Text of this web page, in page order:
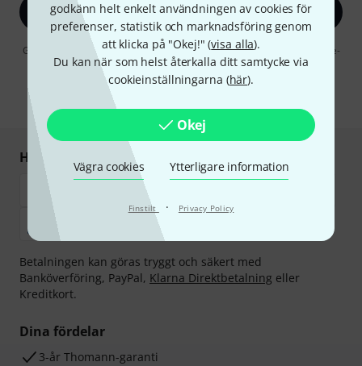
godkänn helt enkelt användningen av cookies för
preferenser, statistik och marknadsföring genom
att klicka på "Okej!" (visa alla).
Du kan när som helst återkalla ditt samtycke via
cookieinställningarna (här).
Okej
Vägra cookies Ytterligare information
Finstilt · Privacy Policy
Registrera dig nu
Genom att klicka på "Registrera dig nu" samtycker jag till att ta emot e-
postreklam. Avregistrering är möjlig när som helst. Du finner mer
information om nyhetsbrevet i vår sekretesspolicy
Handla och betala säkert
Betalningen kan göras tryggt och säkert med
Banköverföring, PayPal, Klarna Direktbetalning eller
Kreditkort.
Dina fördelar
3-år Thomann-garanti